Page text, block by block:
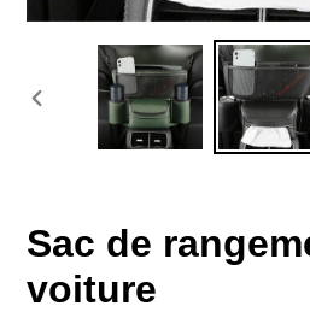
DIAPOSITIVE
PRÉCÉDENTE
Sac de
voiture